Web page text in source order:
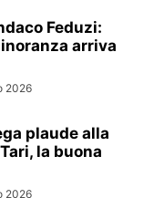
Feduzi:
arriva
2026
plaude alla
la buona
2026